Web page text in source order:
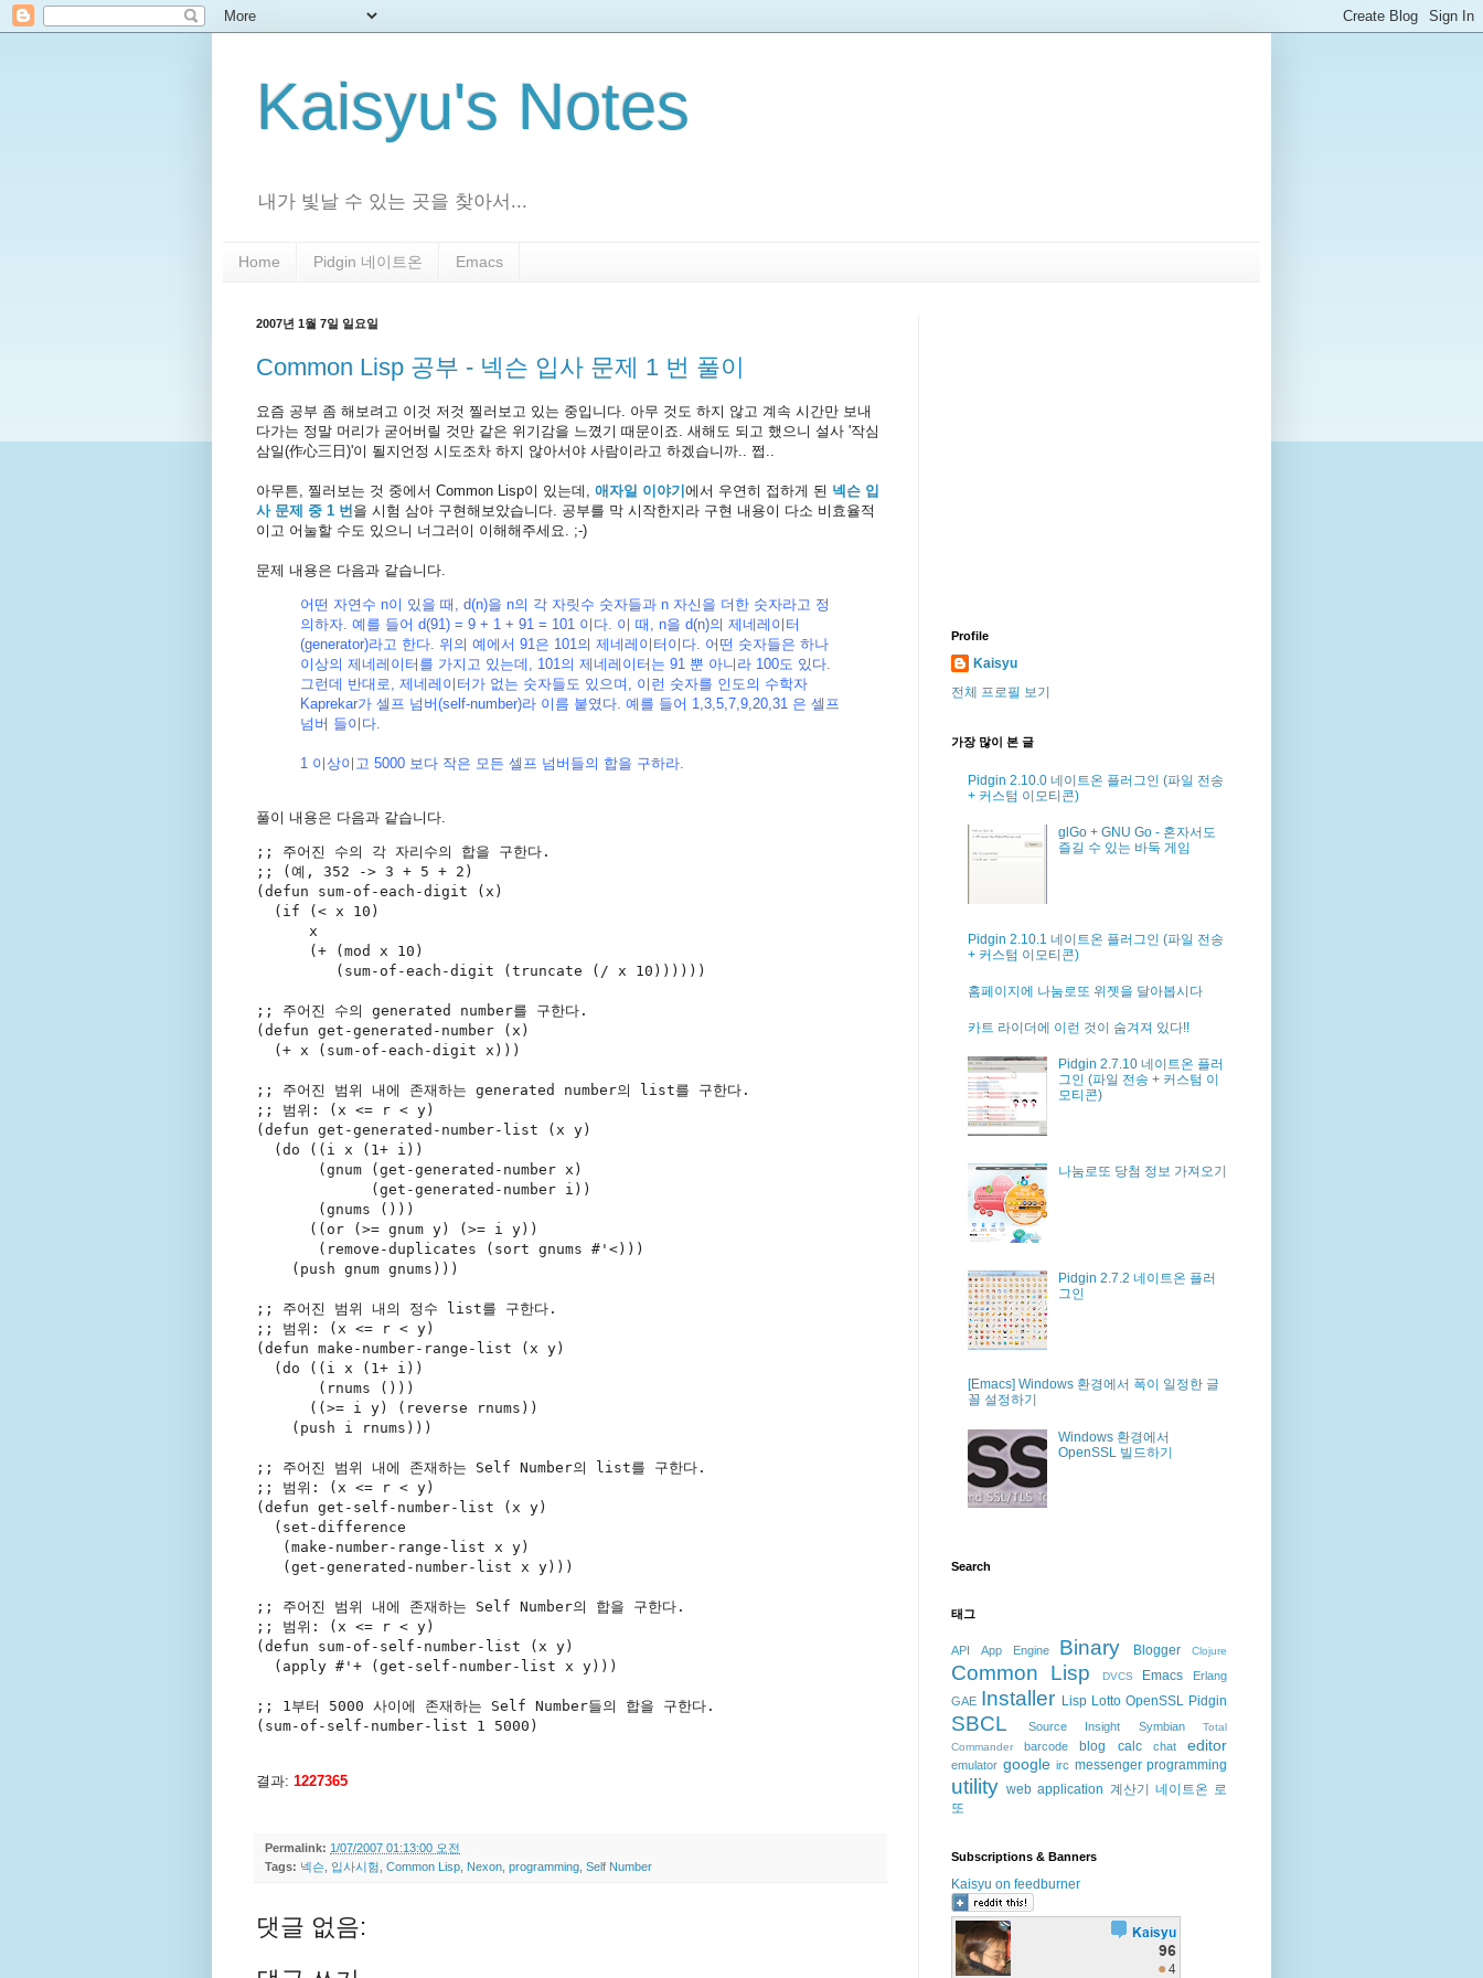
Kaisyu's Notes
내가 빛날 수 있는 곳을 찾아서...
Home Pidgin 네이트온 Emacs
2007년 1월 7일 일요일
Common Lisp 공부 - 넥슨 입사 문제 1 번 풀이
요즘 공부 좀 해보려고 이것 저것 찔러보고 있는 중입니다. 아무 것도 하지 않고 계속 시간만 보내
다가는 정말 머리가 굳어버릴 것만 같은 위기감을 느꼈기 때문이죠. 새해도 되고 했으니 설사 '작심
삼일(作心三日)'이 될지언정 시도조차 하지 않아서야 사람이라고 하겠습니까.. 쩝..
아무튼, 찔러보는 것 중에서 Common Lisp이 있는데, 애자일 이야기 에서 우연히 접하게 된 넥슨 입
사 문제 중 1 번 을 시험 삼아 구현해보았습니다. 공부를 막 시작한지라 구현 내용이 다소 비효율적
이고 어눌할 수도 있으니 너그러이 이해해주세요. ;-)
문제 내용은 다음과 같습니다.
어떤 자연수 n이 있을 때, d(n)을 n의 각 자릿수 숫자들과 n 자신을 더한 숫자라고 정
의하자. 예를 들어 d(91) = 9 + 1 + 91 = 101 이다. 이 때, n을 d(n)의 제네레이터
(generator)라고 한다. 위의 예에서 91은 101의 제네레이터이다. 어떤 숫자들은 하나
이상의 제네레이터를 가지고 있는데, 101의 제네레이터는 91 뿐 아니라 100도 있다.
그런데 반대로, 제네레이터가 없는 숫자들도 있으며, 이런 숫자를 인도의 수학자
Kaprekar가 셀프 넘버(self-number)라 이름 붙였다. 예를 들어 1,3,5,7,9,20,31 은 셀프
넘버 들이다.
1 이상이고 5000 보다 작은 모든 셀프 넘버들의 합을 구하라.
풀이 내용은 다음과 같습니다.
;; 주어진 수의 각 자리수의 합을 구한다.
;;
(예, 352 -> 3 + 5 + 2)
( defun sum-of-each-digit (x)
  (
if (< x 10)
      x
      (+ (mod x 10)
         (sum-of-each-digit (truncate (/ x 10))))))
;; 주어진 수의 generated number를 구한다.
( defun get-generated-number (x)
  (+ x (sum-of-each-digit x)))
;; 주어진 범위 내에 존재하는 generated number의 list를 구한다.
;; 범위: (x <= r < y)
( defun get-generated-number-list (x y)
  (
do ((i x (1+ i))
       (gnum (get-generated-number x)
             (get-generated-number i))
       (gnums ()))
      ((or (>= gnum y) (>= i y))
       (remove-duplicates (sort gnums #'<)))
    (push gnum gnums)))
;; 주어진 범위 내의 정수 list를 구한다.
;; 범위: (x <= r < y)
( defun make-number-range-list (x y)
  (
do ((i x (1+ i))
       (rnums ()))
      ((>= i y) (reverse rnums))
    (push i rnums)))
;; 주어진 범위 내에 존재하는 Self Number의 list를 구한다.
;; 범위: (x <= r < y)
( defun get-self-number-list (x y)
  (set-difference
   (make-number-range-list x y)
   (get-generated-number-list x y)))
;; 주어진 범위 내에 존재하는 Self Number의 합을 구한다.
;; 범위: (x <= r < y)
( defun sum-of-self-number-list (x y)
  (apply #'+ (get-self-number-list x y)))
;; 1부터 5000 사이에 존재하는 Self Number들의 합을 구한다.
(sum-of-self-number-list 1 5000)
결과: 1227365
Permalink: 1/07/2007 01:13:00 오전
Tags: 넥슨 입사시험 Common Lisp Nexon programming Self Number
댓글 없음:
Profile
Kaisyu
전체 프로필 보기
가장 많이 본 글
Pidgin 2.10.0 네이트온 플러그인 (파일 전송
+ 커스텀 이모티콘)
glGo + GNU Go - 혼자서도
즐길 수 있는 바둑 게임
Pidgin 2.10.1 네이트온 플러그인 (파일 전송
+ 커스텀 이모티콘)
홈페이지에 나눔로또 위젯을 달아봅시다
카트 라이더에 이런 것이 숨겨져 있다!!
Pidgin 2.7.10 네이트온 플러
그인 (파일 전송 + 커스텀 이
모티콘)
나눔로또 당첨 정보 가져오기
Pidgin 2.7.2 네이트온 플러
그인
[Emacs] Windows 환경에서 폭이 일정한 글
꼴 설정하기
Windows 환경에서
OpenSSL 빌드하기
Search
태그
API App Engine Binary Blogger Clojure
Common Lisp DVCS Emacs
Erlang
GAE Installer Lisp Lotto OpenSSL Pidgin
SBCL Source Insight Symbian
Total
Commander
barcode blog calc chat editor
emulator google irc messenger programming
utility web application 계산기 네이트온 로
또
Subscriptions & Banners
Kaisyu on feedburner